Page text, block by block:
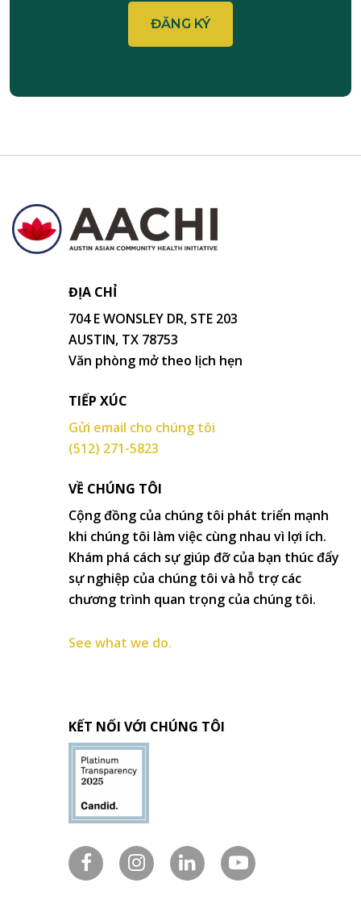
ĐỊA CHỈ
704 E WONSLEY DR, STE 203
AUSTIN, TX 78753
Văn phòng mở theo lịch hẹn
TIẾP XÚC
Gửi email cho chúng tôi
(512) 271-5823
VỀ CHÚNG TÔI
Cộng đồng của chúng tôi phát triển mạnh
khi chúng tôi làm việc cùng nhau vì lợi ích.
Khám phá cách sự giúp đỡ của bạn thúc đẩy
sự nghiệp của chúng tôi và hỗ trợ các
chương trình quan trọng của chúng tôi.
See what we do.
KẾT NỐI VỚI CHÚNG TÔI